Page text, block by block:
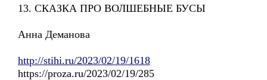
13. СКАЗКА ПРО ВОЛШЕБНЫЕ БУСЫ
Анна Деманова
http://stihi.ru/2023/02/19/1618
https://proza.ru/2023/02/19/285